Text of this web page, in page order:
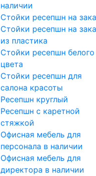
наличии
Стойки ресепшн на
Стойки ресепшн на
из пластика
Стойки ресепшн белого
цвета
Стойки ресепшн для
салона красоты
Ресепшн круглый
Ресепшн с каретной
стяжкой
Офисная мебель для
персонала в наличии
Офисная мебель для
директора в наличии